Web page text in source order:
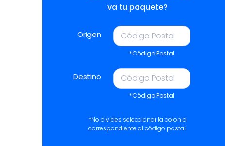
va tu paquete?
Origen
*Código Postal
Destino
*Código Postal
*No olvides seleccionar la colonia
correspondiente al código postal.